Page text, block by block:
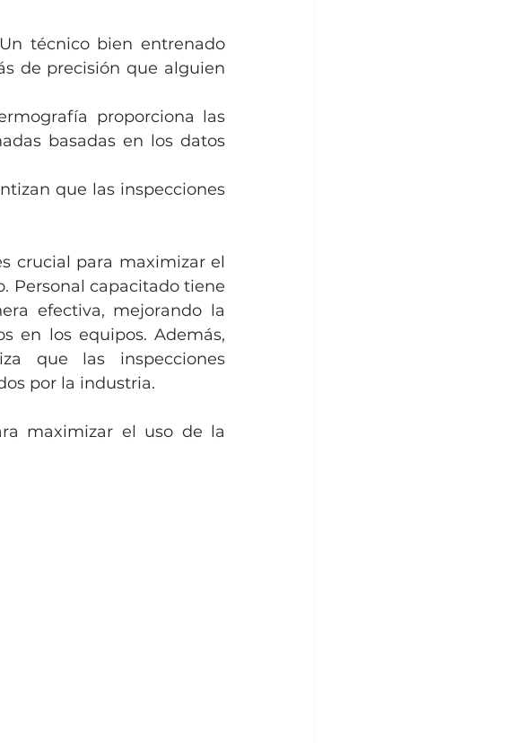
técnico bien entrenado
de precisión que alguien
proporciona las
basadas en los datos
que las inspecciones
crucial para maximizar el
Personal capacitado tiene
efectiva, mejorando la
en los equipos. Además,
que las inspecciones
por la industria.
maximizar el uso de la